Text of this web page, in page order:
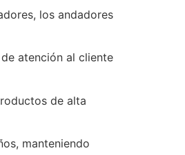
los andadores
atención al cliente
de alta
manteniendo